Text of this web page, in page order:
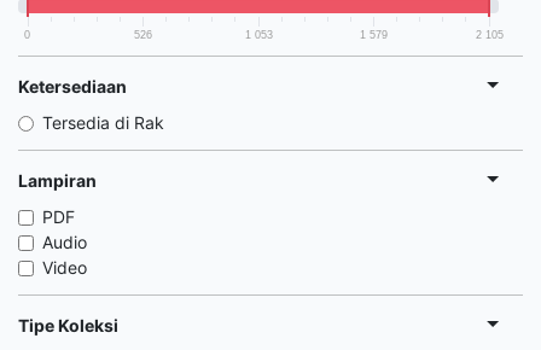
0 526 1 053 1 579 2 105
Ketersediaan
Tersedia di Rak
Lampiran
PDF
Audio
Video
Tipe Koleksi